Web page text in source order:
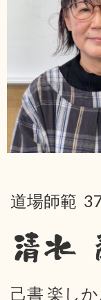
道場師範
清水
己書 楽し